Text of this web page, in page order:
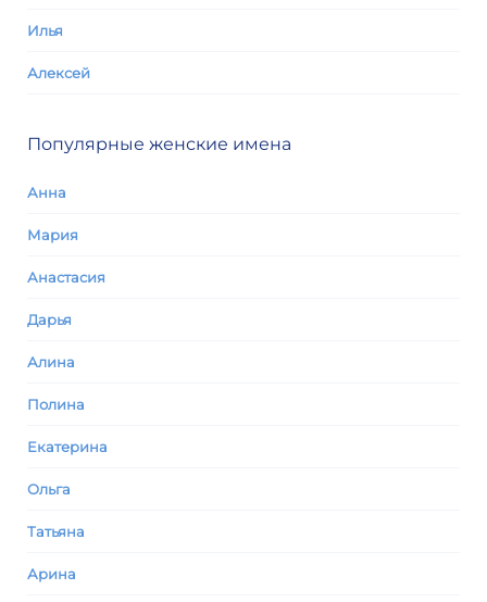
Илья
Алексей
Популярные женские имена
Анна
Мария
Анастасия
Дарья
Алина
Полина
Екатерина
Ольга
Татьяна
Арина